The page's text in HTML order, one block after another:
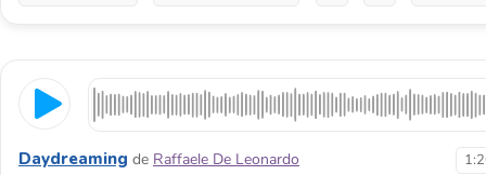
Daydreaming de Raffaele De Leonardo